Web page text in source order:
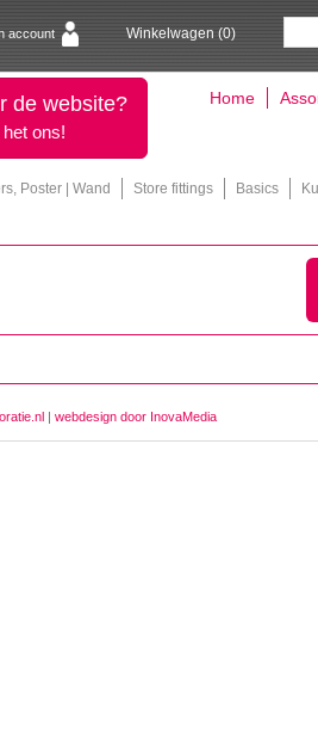
Winkelwagen (0)
account
de website?
ons!
Home
Poster | Wand Store fittings Basics
| webdesign door InovaMedia